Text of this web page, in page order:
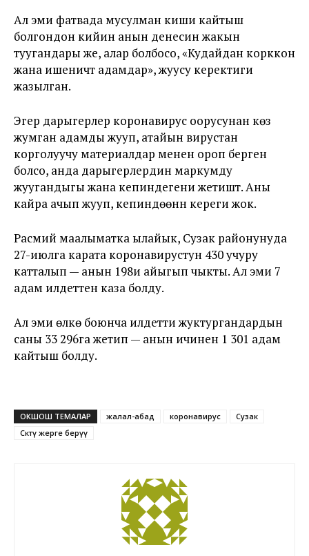
Ал эми фатвада мусулман киши кайтыш
болгондон кийин анын денесин жакын
туугандары же, алар болбосо, «Кудайдан корккон
жана ишеничтүү адамдар», жуусу керектиги
жазылган.
Эгер дарыгерлер коронавирус оорусунан көз
жумган адамды жууп, атайын вирустан
корголуучу материалдар менен ороп берген
болсо, анда дарыгерлердин маркумду
жуугандыгы жана кепиндегени жетиштүү. Аны
кайра ачып жууп, кепиндөөнүн кереги жок.
Расмий маалыматка ылайык, Сузак районунуда
27-июлга карата коронавирустун 430 учуру
катталып — анын 198и айыгып чыкты. Ал эми 7
адам илдеттен каза болду.
Ал эми өлкө боюнча илдетти жуктургандардын
саны 33 296га жетип — анын ичинен 1 301 адам
кайтыш болду.
ОКШОШ ТЕМАЛАР жалал-абад коронавирус
Сузак
Сөөктү жерге берүү